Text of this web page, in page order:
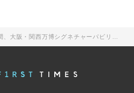
松本潤、大阪・関西万博シグネチャーパビリオン「EARTH MART」OPムービーに特別出演